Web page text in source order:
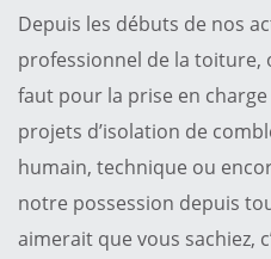
Depuis les débuts de nos
professionnel de la toiture,
faut pour la prise en
projets d’isolation de
humain, technique ou
notre possession depuis
aimerait que vous sachiez,